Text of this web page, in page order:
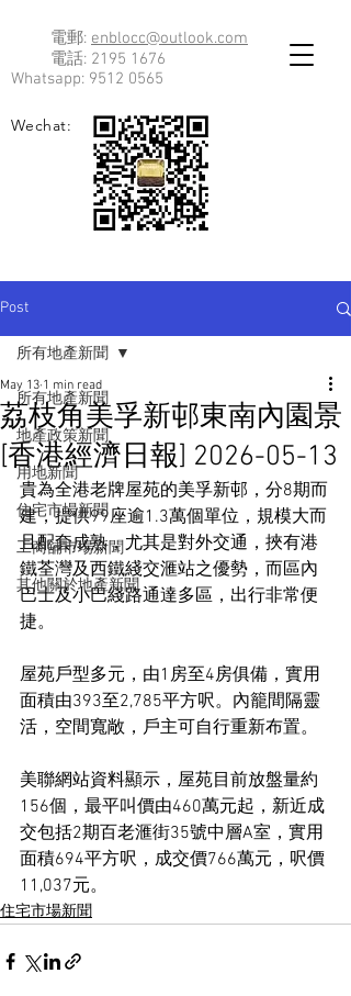
電郵: enblocc@outlook.com
電話: 2195 1676
Whatsapp: 9512 0565
Wechat:
Post
所有地產新聞
地產政策新聞
用地新聞
住宅市場新聞
工商舖市場新聞
其他關於地產新聞
所有地產新聞
荔枝角美孚新邨東南內園景
[香港經濟日報] 2026-05-13
May 13 1 min read
貴為全港老牌屋苑的美孚新邨，分8期而
建，提供99座逾1.3萬個單位，規模大而
且配套成熟，尤其是對外交通，挾有港
鐵荃灣及西鐵綫交滙站之優勢，而區內
巴士及小巴綫路通達多區，出行非常便
捷。
屋苑戶型多元，由1房至4房俱備，實用
面積由393至2,785平方呎。內籠間隔靈
活，空間寬敞，戶主可自行重新布置。
美聯網站資料顯示，屋苑目前放盤量約
156個，最平叫價由460萬元起，新近成
交包括2期百老滙街35號中層A室，實用
面積694平方呎，成交價766萬元，呎價
11,037元。
住宅市場新聞